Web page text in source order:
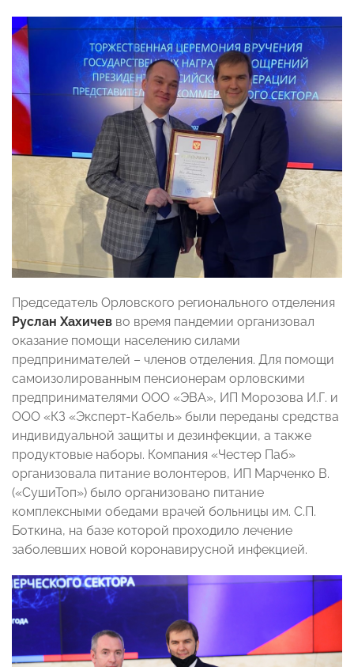
Председатель Орловского регионального отделения
Руслан Хахичев во время пандемии организовал
оказание помощи населению силами
предпринимателей – членов отделения. Для помощи
самоизолированным пенсионерам орловскими
предпринимателями ООО «ЭВА», ИП Морозова И.Г. и
ООО «КЗ «Эксперт-Кабель» были переданы средства
индивидуальной защиты и дезинфекции, а также
продуктовые наборы. Компания «Честер Паб»
организовала питание волонтеров, ИП Марченко В.
(«СушиТоп») было организовано питание
комплексными обедами врачей больницы им. С.П.
Боткина, на базе которой проходило лечение
заболевших новой коронавирусной инфекцией.